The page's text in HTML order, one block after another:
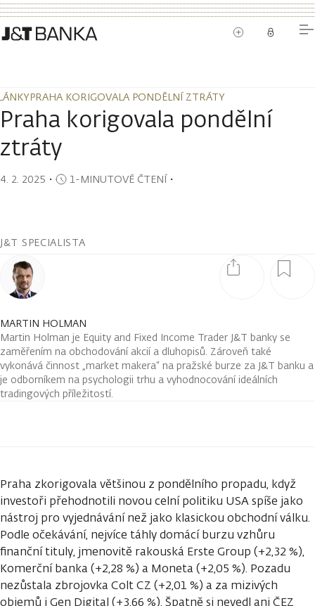
PRAHA KORIGOVALA PONDĚLNÍ ZTRÁTY
PRAHA KORIGOVALA PONDĚLNÍ ZTRÁTY
Praha korigovala pondělní
ztráty
4. 2. 2025 ・ 1-MINUTOVÉ ČTENÍ・
J&T SPECIALISTA
MARTIN HOLMAN
Martin Holman je Equity and Fixed Income Trader J&T banky se
zaměřením na obchodování akcií a dluhopisů. Zároveň také
vykonává činnost „market makera“ na pražské burze za J&T banku a
je odborníkem na psychologii trhu a vyhodnocování ideálních
tradingových příležitostí.
Praha zkorigovala většinou z pondělního propadu, když
investoři přehodnotili novou celní politiku USA spíše jako
nástroj pro vyjednávání než jako klasickou obchodní válku.
Podle očekávání, nejvíce táhly domácí burzu vzhůru
finanční tituly, jmenovitě rakouská Erste Group (+2,32 %),
Komerční banka (+2,28 %) a Moneta (+2,05 %). Pozadu
nezůstala zbrojovka Colt CZ (+2,01 %) a za mizivých
objemů i Gen Digital (+3,66 %). Špatně si nevedl ani ČEZ